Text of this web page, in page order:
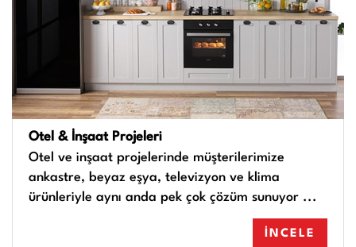
Otel & İnşaat Projeleri
Otel ve inşaat projelerinde müşterilerimize
ankastre, beyaz eşya, televizyon ve klima
ürünleriyle aynı anda pek çok çözüm sunuyor ...
İNCELE